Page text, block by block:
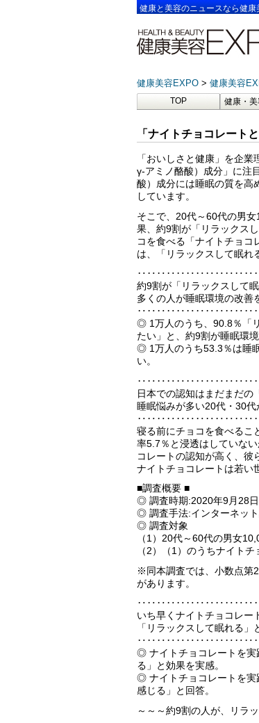
健康と美容のニュースなら健
健康美容EXPO 健康美容
TOP 健康・
「ナイトチョコレート
「おいしさと健康」を企
γ-アミノ酪酸）成分」に注
酸）成分には睡眠の質を高
しています。
そこで、20代～60代の男
果、約9割が「リラックス
コを食べる「ナイトチョコ
は、「リラックスして眠れ
約9割が「リラックスして眠
多くの人が睡眠環境の改善
◎ 1万人のうち、90.8％「
たい」と、約9割が睡眠環
◎ 1万人のうち53.3％は睡
い。
日本での認知はまだまだの
睡眠悩みが多い20代・30代
寝る前にチョコを食べるこ
率5.7％と浸透はしていな
コレートの認知が高く、彼
ナイトチョコレートは若い
■調査概要 ■
◎ 調査時期:2020年9月28日
◎ 調査手法:インターネッ
◎ 調査対象
（1）20代～60代の男女
（2）（1）のうちナイト
※同本調査では、小数点第
があります。
いち早くナイトチョコレー
「リラックスして眠れる」
◎ ナイトチョコレートを実
る」と効果を実感。
◎ ナイトチョコレートを実
感じる」と回答。
～～～約9割の人が、リラ